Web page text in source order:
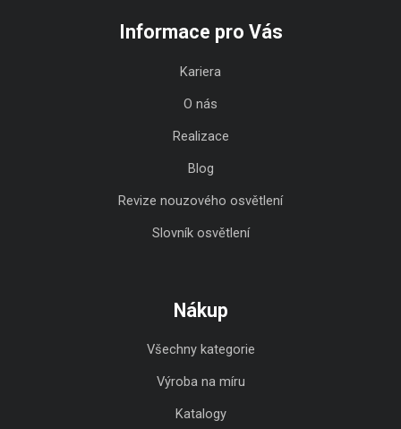
Informace pro Vás
Kariera
O nás
Realizace
Blog
Revize nouzového osvětlení
Slovník osvětlení
Nákup
Všechny kategorie
Výroba na míru
Katalogy